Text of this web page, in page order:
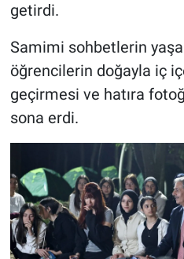
getirdi.
Samimi sohbetlerin
öğrencilerin doğayla iç
geçirmesi ve hatıra
sona erdi.